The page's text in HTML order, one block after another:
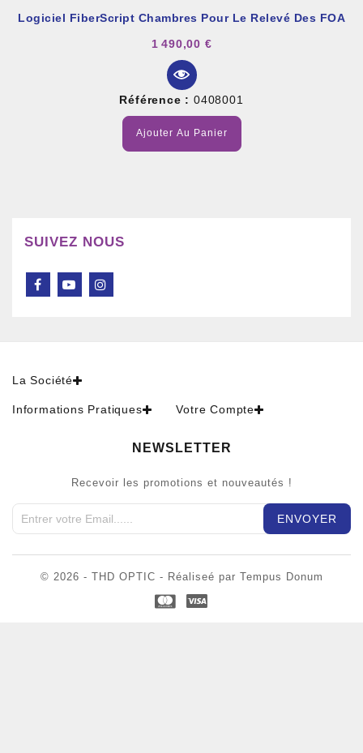
Logiciel FiberScript Chambres Pour Le Relevé Des FOA
1 490,00 €
Référence : 0408001
Ajouter Au Panier
SUIVEZ NOUS
La Société
Informations Pratiques Votre Compte
NEWSLETTER
Recevoir les promotions et nouveautés !
© 2026 - THD OPTIC - Réaliseé par Tempus Donum